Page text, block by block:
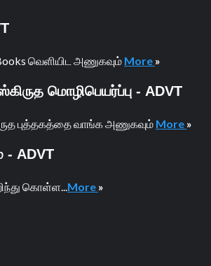
வெளியிட அணுகவும் More »
மொழிபெயர்ப்பு - ADVT
புத்தகத்தை வாங்க அணுகவும் More »
- ADVT
கொள்ள... More »